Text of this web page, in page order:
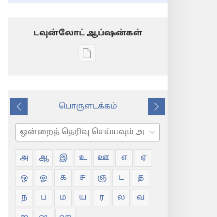
டவுன்லோட் ஆப்ஷன்கள்
டிஜிட்டல்
சொல்
பட்டியல்
முந்தைய
பொருளடக்கம்
அடுத்து
தேடவும்
அ
ஆ இ உ ஊ எ ஏ
ஒ ஓ க ச ஞ ட த
ந ப ம ய ர ல வ